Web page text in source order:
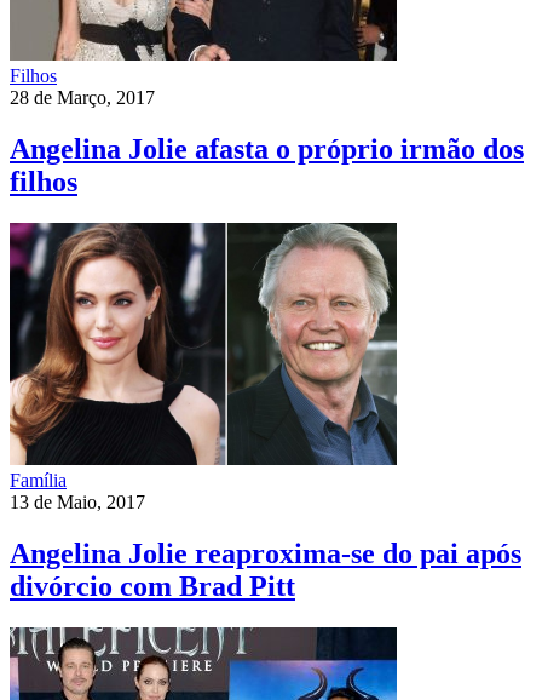
Filhos
28 de Março, 2017
Angelina Jolie afasta o próprio irmão dos
filhos
Família
13 de Maio, 2017
Angelina Jolie reaproxima-se do pai após
divórcio com Brad Pitt